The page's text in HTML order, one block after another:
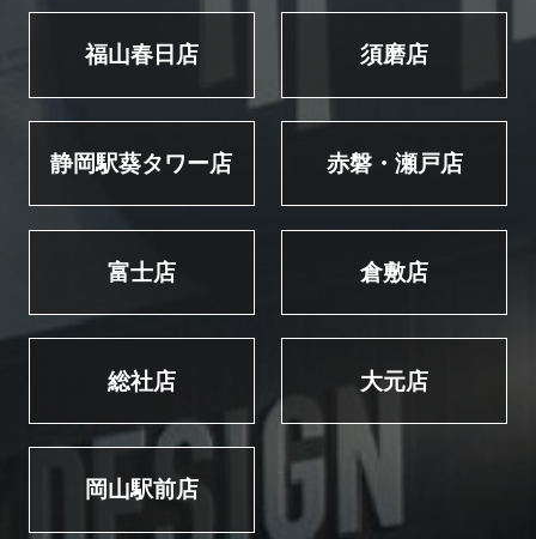
福山春日店 須磨店
静岡駅葵タワー店 赤磐・瀬戸店
富士店 倉敷店
総社店 大元店
岡山駅前店